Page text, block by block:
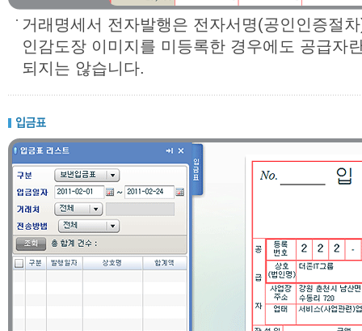
거래명세서 전자발행은 전자서명(공인인증절
인감도장 이미지를 미등록한 경우에도 공급자
되지는 않습니다.